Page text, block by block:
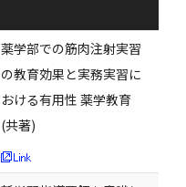
薬学部での筋肉注射実習
の教育効果と実務実習に
おける有用性 薬学教育
(共著)